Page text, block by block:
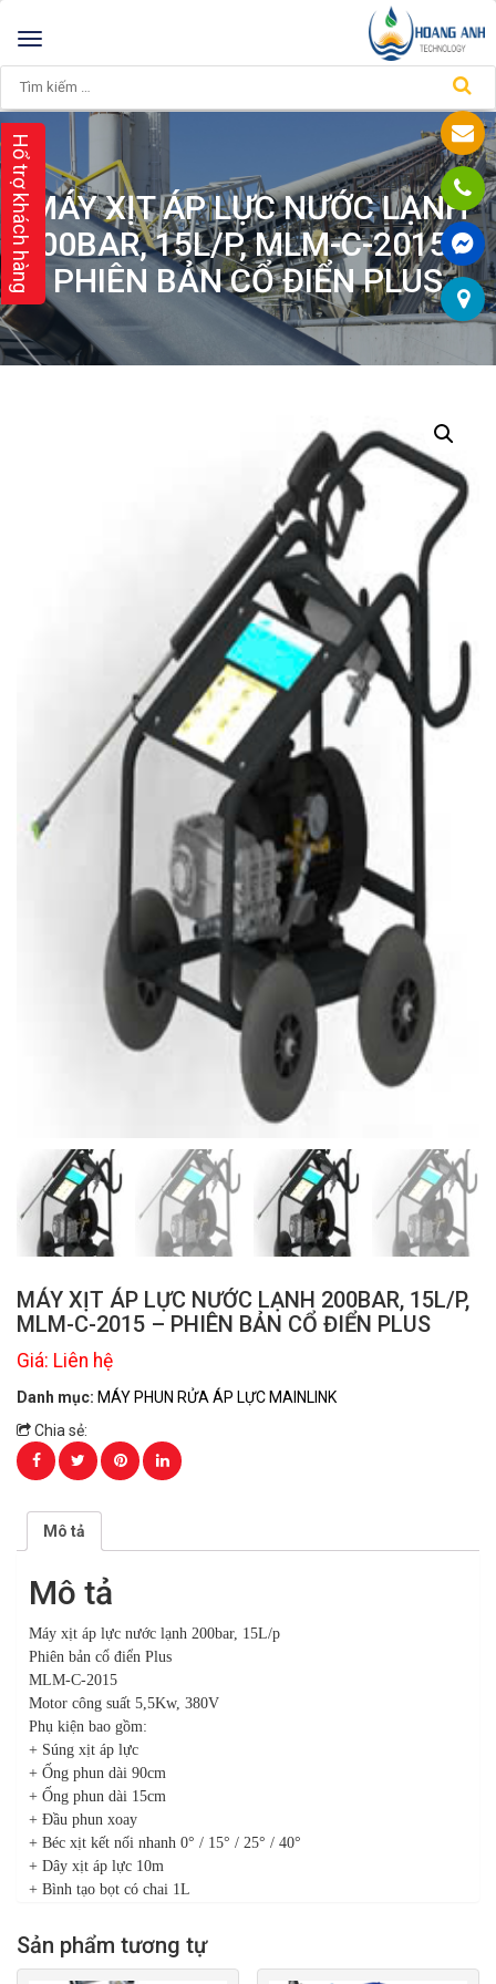
Toggle
navigation
MÁY XỊT ÁP LỰC NƯỚC LẠNH
200BAR, 15L/P, MLM-C-2015 –
PHIÊN BẢN CỔ ĐIỂN PLUS
MÁY XỊT ÁP LỰC NƯỚC LẠNH 200BAR, 15L/P,
MLM-C-2015 – PHIÊN BẢN CỔ ĐIỂN PLUS
Giá: Liên hệ
Danh mục: MÁY PHUN RỬA ÁP LỰC MAINLINK
Chia sẻ:
Mô tả
Mô tả
Máy xịt áp lực nước lạnh 200bar, 15L/p
Phiên bản cổ điển Plus
MLM-C-2015
Motor công suất 5,5Kw, 380V
Phụ kiện bao gồm:
+ Súng xịt áp lực
+ Ống phun dài 90cm
+ Ống phun dài 15cm
+ Đầu phun xoay
+ Béc xịt kết nối nhanh 0° / 15° / 25° / 40°
+ Dây xịt áp lực 10m
+ Bình tạo bọt có chai 1L
Sản phẩm tương tự
Hổ trợ khách hàng